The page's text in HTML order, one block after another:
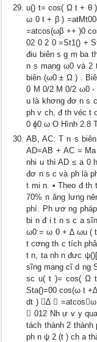
u() t= cos( Ω t + θ
ω 0 t + β )
=atcos(ωβ ++ )0
02 0 2 0 =St1() +
điu biên s g m ba
n s mang ω0 và 2
biên (ω0 ± Ω ) .
0 M 0/2 M 0/2 ω0
u là khơng đơ n s
ph v ch, đ th véc t
0 ϕ0 ω O Hình 2.8
AB, AC: T n s
AD=AB + AC =
nhi u thì AD ≤ a 0
đơ n s c và ph là
t mi n. • Theo đ th
70% n ăng lưng
phí. Ph ươ ng
bi n đ i t n s c a
ω0:= ω 0 + ∆ ωu ( t
t cơng th c tích
t n, ta nh n đưc
sĩng mang cĩ d ng
sc u( t )= cos( Ω
Sta()=00 cos(ω t
dt ) ∆ 
 012 Nh ư v y
tách thành 2
ph n ψ 2 (t ) ch a